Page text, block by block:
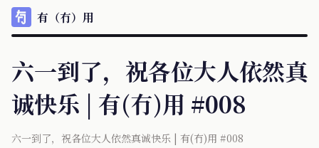
有（冇）用
六一到了，祝各位大人依然真
诚快乐 | 有(冇)用 #008
六一到了，祝各位大人依然真诚快乐 | 有(冇)用 #008